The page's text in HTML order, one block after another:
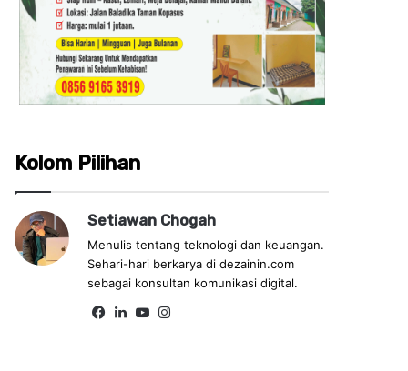
Kolom Pilihan
Setiawan Chogah
Menulis tentang teknologi dan keuangan.
Sehari-hari berkarya di dezainin.com
sebagai konsultan komunikasi digital.
Fa Lin Yo